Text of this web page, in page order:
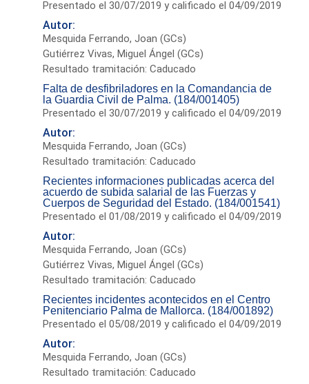
Presentado el 30/07/2019 y calificado el 04/09/2019
Autor:
Mesquida Ferrando, Joan (GCs)
Gutiérrez Vivas, Miguel Ángel (GCs)
Resultado tramitación: Caducado
Falta de desfibriladores en la Comandancia de
la Guardia Civil de Palma. (184/001405)
Presentado el 30/07/2019 y calificado el 04/09/2019
Autor:
Mesquida Ferrando, Joan (GCs)
Resultado tramitación: Caducado
Recientes informaciones publicadas acerca del
acuerdo de subida salarial de las Fuerzas y
Cuerpos de Seguridad del Estado. (184/001541)
Presentado el 01/08/2019 y calificado el 04/09/2019
Autor:
Mesquida Ferrando, Joan (GCs)
Gutiérrez Vivas, Miguel Ángel (GCs)
Resultado tramitación: Caducado
Recientes incidentes acontecidos en el Centro
Penitenciario Palma de Mallorca. (184/001892)
Presentado el 05/08/2019 y calificado el 04/09/2019
Autor:
Mesquida Ferrando, Joan (GCs)
Resultado tramitación: Caducado